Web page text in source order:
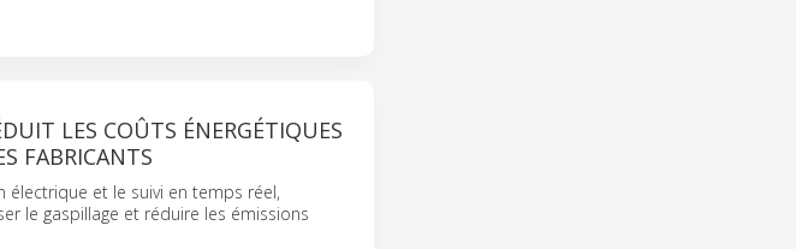
LES COÛTS ÉNERGÉTIQUES
FABRICANTS
électrique et le suivi en temps réel,
le gaspillage et réduire les émissions